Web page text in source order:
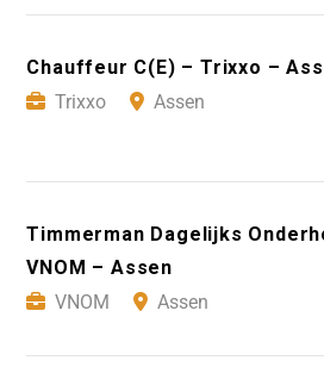
Chauffeur C(E) – Trixxo –
Trixxo
Assen
Timmerman Dagelijks
VNOM – Assen
VNOM
Assen